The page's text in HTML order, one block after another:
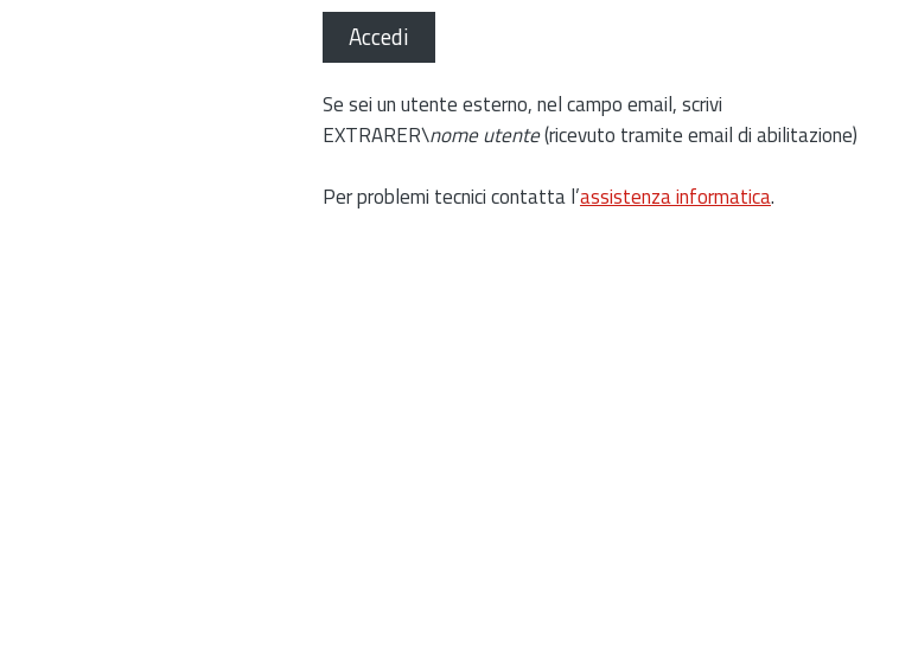
Accedi
Se sei un utente esterno, nel campo email, scrivi
EXTRARER\nome utente(ricevuto tramite email di abilitazione)
Per problemi tecnici contatta l’assistenza informatica.